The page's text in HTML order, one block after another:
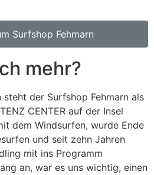
Surfshop Fehmarn
mehr?
der Surfshop Fehmarn als
CENTER auf der Insel
dem Windsurfen, wurde Ende
und seit zehn Jahren
mit ins Programm
an, war es uns wichtig, einen